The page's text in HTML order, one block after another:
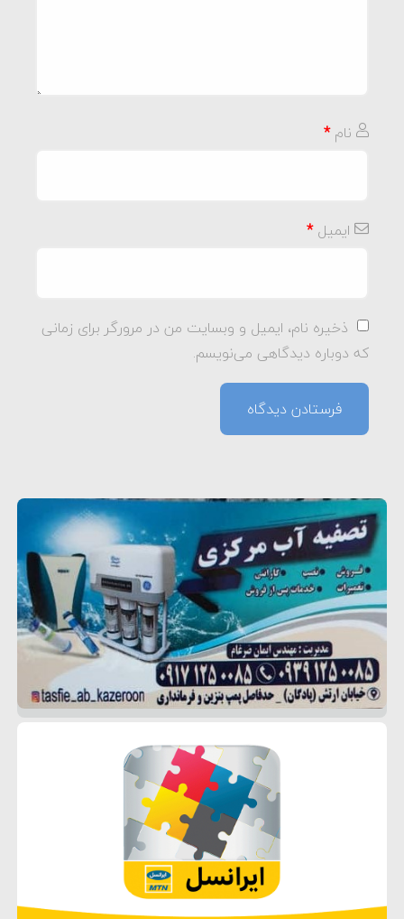
نام*
ایمیل*
ذخیره نام، ایمیل و وبسایت من در مرورگر برای زمانی
که دوباره دیدگاهی می‌نویسم.